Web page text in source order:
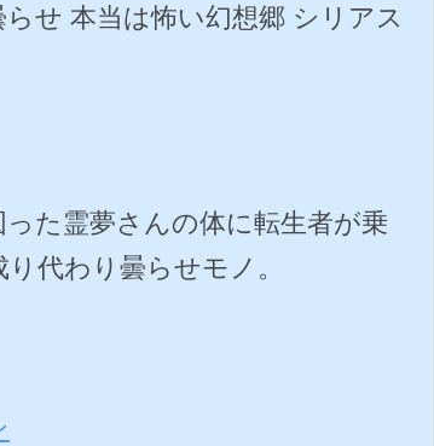
せ 本当は怖い幻想郷 シリアス
た霊夢さんの体に転生者が乗
代わり曇らせモノ。